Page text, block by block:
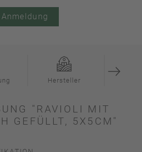
Hersteller
"RAVIOLI MIT
GEFÜLLT, 5X5CM"